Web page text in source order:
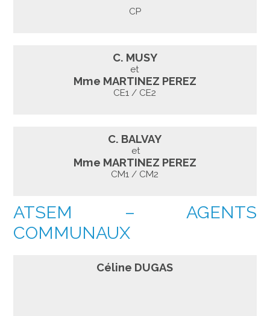
CP
C. MUSY
et
Mme MARTINEZ PEREZ
CE1 / CE2
C. BALVAY
et
Mme MARTINEZ PEREZ
CM1 / CM2
ATSEM – AGENTS
COMMUNAUX
Céline DUGAS